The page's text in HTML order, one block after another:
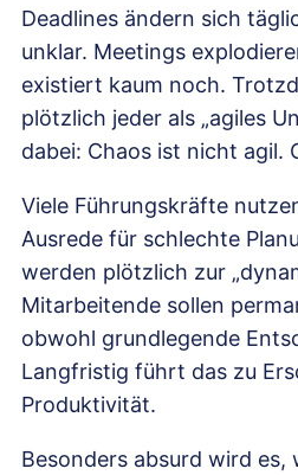
Deadlines ändern sich
unklar. Meetings
existiert kaum noch.
plötzlich jeder als „agiles
dabei: Chaos ist nicht agil.
Viele Führungskräfte
Ausrede für schlechte
werden plötzlich zur
Mitarbeitende sollen
obwohl grundlegende
Langfristig führt das zu
Produktivität.
Besonders absurd wird es,